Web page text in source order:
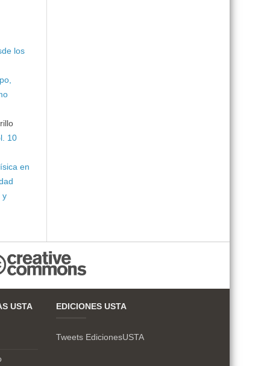
los
10
en
y
USTA EDICIONES USTA
Tweets EdicionesUSTA